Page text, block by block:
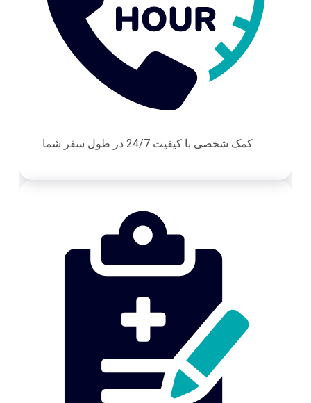
کمک شخصی با کیفیت 24/7 در طول سفر شما